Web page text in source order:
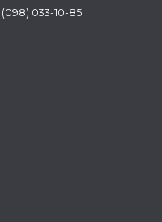
(098) 033-10-85